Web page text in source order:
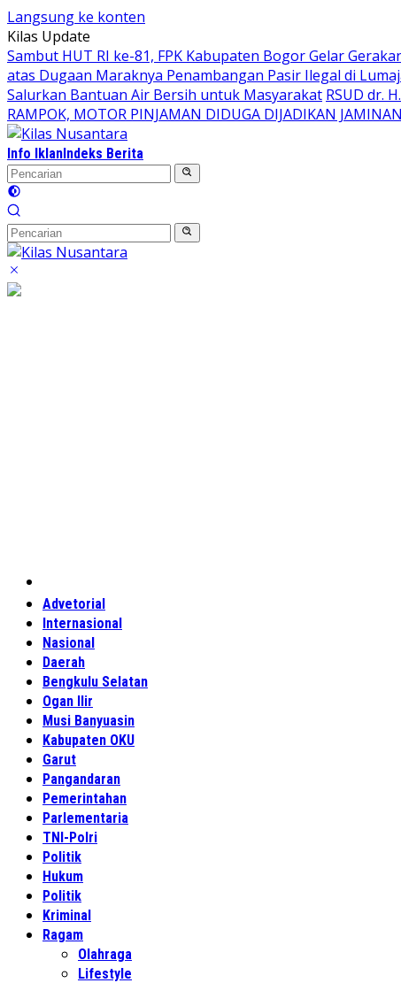
Langsung ke konten
Kilas Update
Sambut HUT RI ke-81, FPK Kabupaten Bogor Gelar
atas Dugaan Maraknya Penambangan Pasir Ilegal di
Salurkan Bantuan Air Bersih untuk Masyarakat RSUD dr.
RAMPOK, MOTOR PINJAMAN DIDUGA DIJADIKAN
Info IklanIndeks Berita
Advetorial
Internasional
Nasional
Daerah
Bengkulu Selatan
Ogan Ilir
Musi Banyuasin
Kabupaten OKU
Garut
Pangandaran
Pemerintahan
Parlementaria
TNI-Polri
Politik
Hukum
Politik
Kriminal
Ragam
Olahraga
Lifestyle